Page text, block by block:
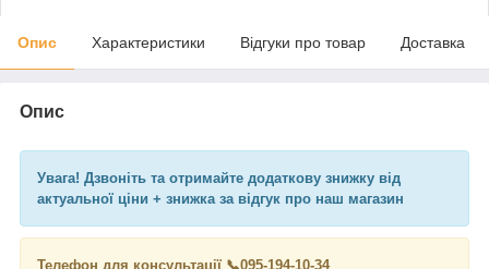
Опис Характеристики Відгуки про товар Доставка
Опис
Увага! Дзвоніть та отримайте додаткову знижку від
актуальної ціни + знижка за відгук про наш магазин
Телефон для консультації 📞095-194-10-34